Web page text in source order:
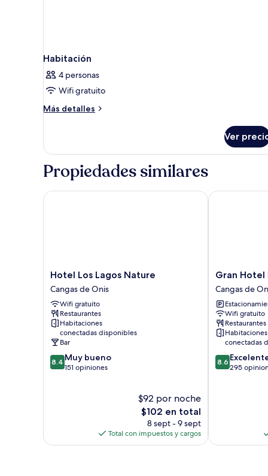
Habitación
4 personas
Wifi gratuito
Más detalles
Más
Ver
Propiedades similares
Hotel
Los
Lagos
Nature
Cangas
de
Onis
Hotel Los Lagos Nature
Cangas de Onis
Wifi gratuito
Restaurantes
Habitaciones
conectadas disponibles
Bar
8.4
de
8.4 Muy bueno
151 opiniones
$92 por noche
El
precio
actual
es
$102 en total
8 sept - 9 sept
Total con impuestos y cargos
Hotel Los Lagos Nature
Gran
Hotel
Pelayo
Cangas
de
Onis
Gran Hotel
Cangas de
Wifi gratuito
Restaurantes
Habitaciones
conectadas
8.6
de
8.6
295
Gran Hotel